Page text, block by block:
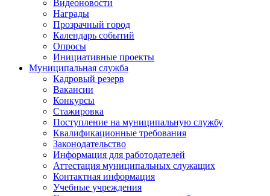
Видеоновости
Награды
Прозрачный город
Календарь событий
Опросы
Инициативные проекты
Муниципальная служба
Кадровый резерв
Вакансии
Конкурсы
Стажировка
Поступление на муниципальную службу
Квалификационные требования
Законодательство
Информация для работодателей
Аттестация муниципальных служащих
Контактная информация
Учебные учреждения